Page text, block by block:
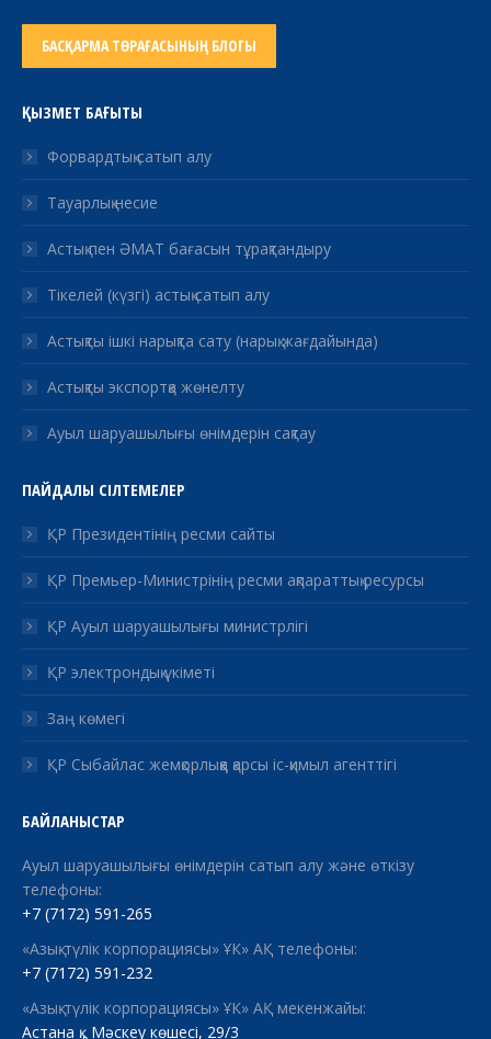
БАСҚАРМА ТӨРАҒАСЫНЫҢ БЛОГЫ
ҚЫЗМЕТ БАҒЫТЫ
Форвардтық сатып алу
Тауарлық несие
Астық пен ӘМАТ бағасын тұрақтандыру
Тікелей (күзгі) астық сатып алу
Астықты ішкі нарықта сату (нарық жағдайында)
Астықты экспортқа жөнелту
Ауыл шаруашылығы өнімдерін сақтау
ПАЙДАЛЫ СІЛТЕМЕЛЕР
ҚР Президентінің ресми сайты
ҚР Премьер-Министрінің ресми ақпараттық ресурсы
ҚР Ауыл шаруашылығы министрлігі
ҚР электрондық үкіметі
Заң көмегі
ҚР Сыбайлас жемқорлыққа қарсы іс-қимыл агенттігі
БАЙЛАНЫСТАР
Ауыл шаруашылығы өнімдерін сатып алу және өткізу
телефоны:
+7 (7172) 591-265
«Азық-түлік корпорациясы» ҰК» АҚ телефоны:
+7 (7172) 591-232
«Азық-түлік корпорациясы» ҰК» АҚ мекенжайы:
Астана қ., Мәскеу көшесі, 29/3